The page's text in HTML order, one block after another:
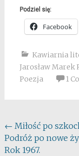
Podziel się:
Facebook
Kawiarnia
Jarosław Marek
Poezja
1
Post
navigation
← Miłość po
Podróż po nowe
Rok 1967.